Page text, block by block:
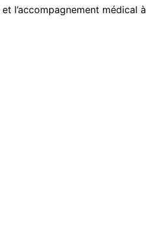
l’accompagnement médical à